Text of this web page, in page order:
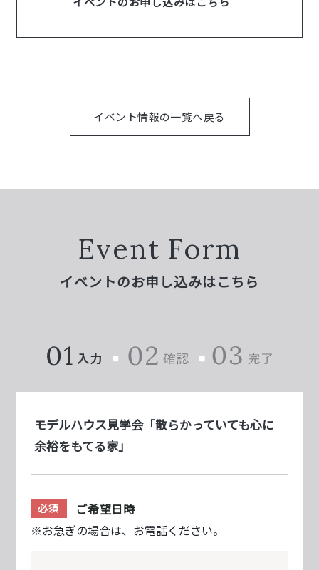
イベント情報の一覧へ戻る
Event Form
イベントのお申し込みはこちら
モデルハウス見学会「散らかっていても心に
余裕をもてる家」
必須
ご希望日時
※お急ぎの場合は、お電話ください。